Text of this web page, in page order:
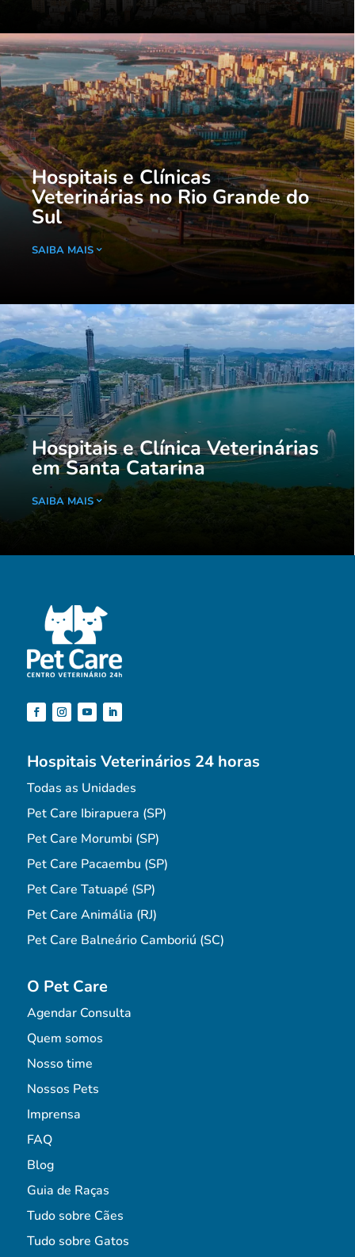
Hospitais e Clínicas
Veterinárias no Rio Grande do
Sul
SAIBA MAIS
Hospitais e Clínica Veterinárias
em Santa Catarina
SAIBA MAIS
Hospitais Veterinários 24 horas
Todas as Unidades
Pet Care Ibirapuera (SP)
Pet Care Morumbi (SP)
Pet Care Pacaembu (SP)
Pet Care Tatuapé (SP)
Pet Care Animália (RJ)
Pet Care Balneário Camboriú (SC)
O Pet Care
Agendar Consulta
Quem somos
Nosso time
Nossos Pets
Imprensa
FAQ
Blog
Guia de Raças
Tudo sobre Cães
Tudo sobre Gatos